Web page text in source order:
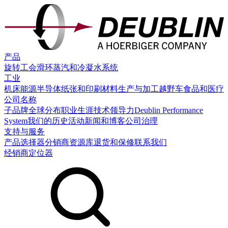
产品
旋转工会滑环蒸汽和冷凝水系统
工业
机床能源半导体纸张和印刷材料生产与加工越野车食品和医疗
公司名称
子品牌全球分布职业生涯技术领导力Deublin Performance
System我们的历史活动新闻和博客公司治理
支持与服务
产品选择器分销商资源库退货和保修联系我们
经销商定位器